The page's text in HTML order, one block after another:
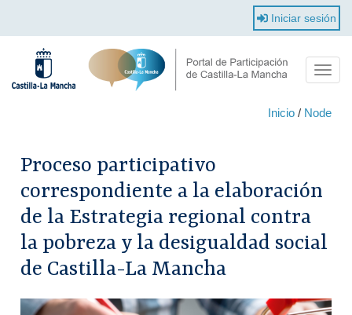
principal
Iniciar sesión
Inicio/ Node
Proceso participativo
correspondiente a la elaboración
de la Estrategia regional contra
la pobreza y la desigualdad social
de Castilla-La Mancha